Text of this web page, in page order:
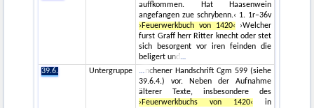
auffkommen. Hat Haasenwein
angefangen zue schrybenn.‹ 1. 1r–36v
›Feuerwerkbuch von 1420‹ ›Welcher
furst Graff herr Ritter knecht oder stet
sich besorgent vor iren feinden die
beligert und
39.6.
Untergruppe
nchener Handschrift Cgm 599 (siehe
39.6.4.) vor. Neben der Aufnahme
älterer Texte, insbesondere des
›Feuerwerkbuchs von 1420‹
in